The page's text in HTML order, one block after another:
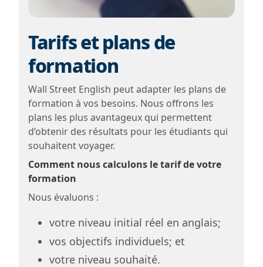
Tarifs et plans de
formation
Wall Street English peut adapter les plans de
formation à vos besoins. Nous offrons les
plans les plus avantageux qui permettent
d’obtenir des résultats pour les étudiants qui
souhaitent voyager.
Comment nous calculons le tarif de votre
formation
Nous évaluons :
votre niveau initial réel en anglais;
vos objectifs individuels; et
votre niveau souhaité.